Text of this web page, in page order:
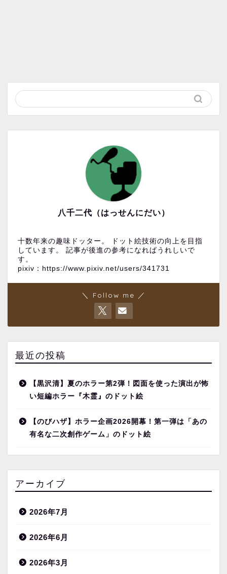
八千二代（はっせんにだい）
十数年来の趣味ドッター。 ドット絵技術の向上を目指
しています。 記事が後進の参考になればうれしいで
す。
pixiv：https://www.pixiv.net/users/341731
＼ Follow me ／
最近の投稿
【黒沢清】夏のホラー第2弾！図面を使った演出が怖
い短編ホラー『木霊』のドット絵
【のびハザ】ホラー企画2026開幕！第一弾は「あの
有名な二次創作ゲーム」のドット絵
アーカイブ
2026年7月
2026年6月
2026年3月